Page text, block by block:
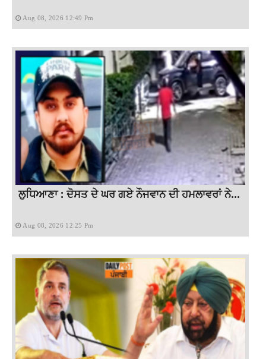
Aug 08, 2026 12:49 Pm
ਲੁਧਿਆਣਾ : ਦੋਸਤ ਦੇ ਘਰ ਗਏ ਨੌਜਵਾਨ ਦੀ ਹਮਲਾਵਰਾਂ ਨੇ...
Aug 08, 2026 12:25 Pm